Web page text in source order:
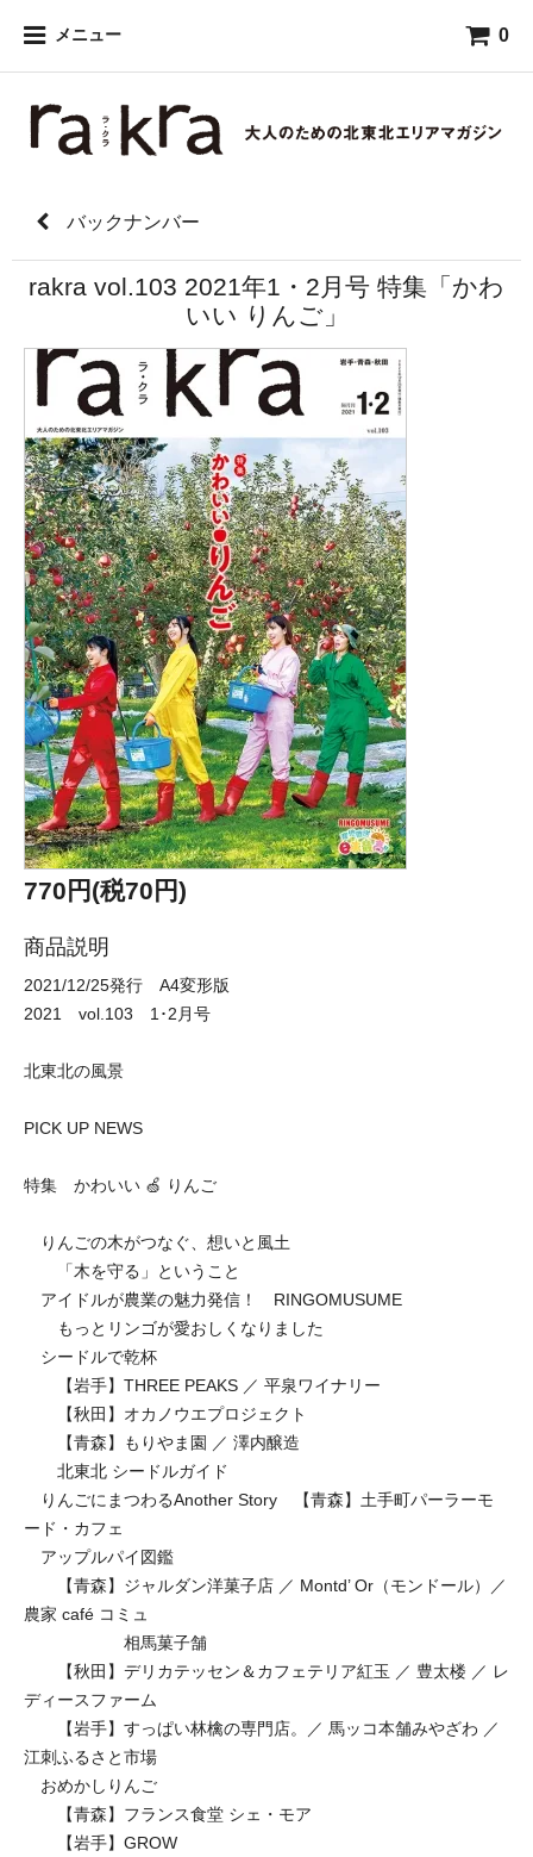
メニュー 0
バックナンバー
rakra vol.103 2021年1・2月号 特集「かわ
いい りんご」
770円(税70円)
商品説明
2021/12/25発行 A4変形版
2021 vol.103 1･2月号
北東北の風景
PICK UP NEWS
特集 かわいい 🍏 りんご
りんごの木がつなぐ、想いと風土
「木を守る」ということ
アイドルが農業の魅力発信！ RINGOMUSUME
もっとリンゴが愛おしくなりました
シードルで乾杯
【岩手】THREE PEAKS ／ 平泉ワイナリー
【秋田】オカノウエプロジェクト
【青森】もりやま園 ／ 澤内醸造
北東北 シードルガイド
りんごにまつわるAnother Story 【青森】土手町パーラーモ
ード・カフェ
アップルパイ図鑑
【青森】ジャルダン洋菓子店 ／ Montd’ Or（モンドール）／
農家 café コミュ
相馬菓子舗
【秋田】デリカテッセン＆カフェテリア紅玉 ／ 豊太楼 ／ レ
ディースファーム
【岩手】すっぱい林檎の専門店。／ 馬ッコ本舗みやざわ ／
江刺ふるさと市場
おめかしりんご
【青森】フランス食堂 シェ・モア
【岩手】GROW